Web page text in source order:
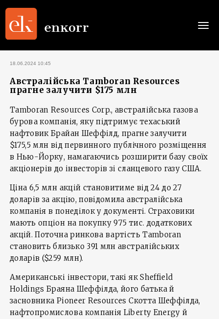
18.06.2024 10:45
Австралійська Tamboran Resources
прагне залучити $175 млн
Tamboran Resources Corp., австралійська газова
бурова компанія, яку підтримує техаський
нафтовик Брайан Шеффілд, прагне залучити
$175,5 млн від первинного публічного розміщення
в Нью-Йорку, намагаючись розширити базу своїх
акціонерів до інвесторів зі сланцевого газу США.
Ціна 6,5 млн акцій становитиме від 24 до 27
доларів за акцію, повідомила австралійська
компанія в понеділок у документі. Страховики
мають опціон на покупку 975 тис. додаткових
акцій. Поточна ринкова вартість Tamboran
становить близько 391 млн австралійських
доларів ($259 млн).
Американські інвестори, такі як Sheffield
Holdings Браяна Шеффілда, його батька й
засновника Pioneer Resources Скотта Шеффілда,
нафтопромислова компанія Liberty Energy й